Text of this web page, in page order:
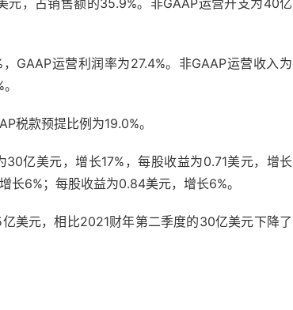
GAAP运营利润率为27.4%。非GAAP运营收入为
税款预提比例为19.0%。
亿美元，增长17%，每股收益为0.71美元，增长
长6%；每股收益为0.84美元，增长6%。
美元，相比2021财年第二季度的30亿美元下降了